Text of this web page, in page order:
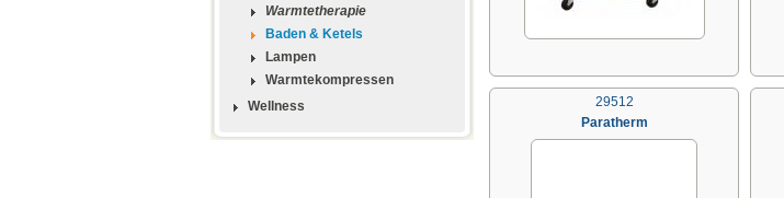
Warmtetherapie
Baden & Ketels
Lampen
Warmtekompressen
Wellness
29512
Paratherm